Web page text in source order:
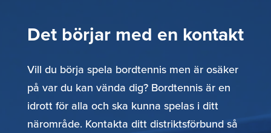
Det börjar med en kontakt
Vill du börja spela bordtennis men är osäker
på var du kan vända dig? Bordtennis är en
idrott för alla och ska kunna spelas i ditt
närområde. Kontakta ditt distriktsförbund så